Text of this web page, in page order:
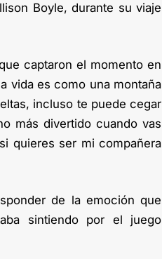
Boyle, durante su viaje
captaron el momento en
vida es como una montaña
incluso te puede cegar
más divertido cuando vas
quieres ser mi compañera
de la emoción que
sintiendo por el juego